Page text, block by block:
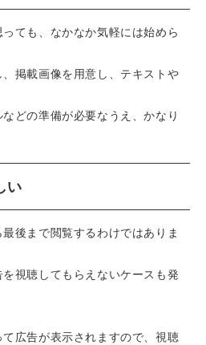
っても、なかなか気軽には始めら
掲載画像を用意し、テキストや
どの準備が必要なうえ、かなり
い
後まで閲覧するわけではありま
を視聴してもらえないケースも発
広告が表示されますので、視聴